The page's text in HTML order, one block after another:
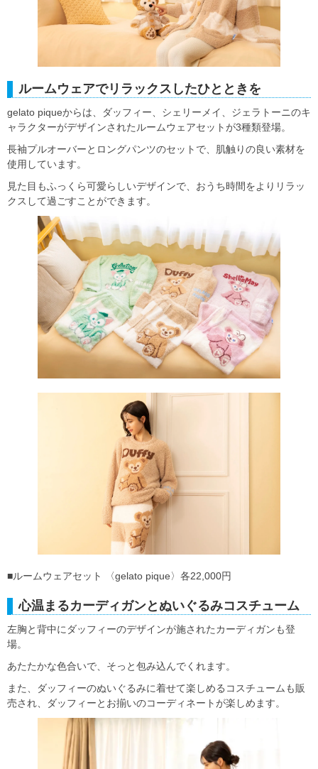
ルームウェアでリラックスしたひとときを
gelato piqueからは、ダッフィー、シェリーメイ、ジェラトーニのキ
ャラクターがデザインされたルームウェアセットが3種類登場。
長袖プルオーバーとロングパンツのセットで、肌触りの良い素材を
使用しています。
見た目もふっくら可愛らしいデザインで、おうち時間をよりリラッ
クスして過ごすことができます。
■ルームウェアセット 〈gelato pique〉各22,000円
心温まるカーディガンとぬいぐるみコスチューム
左胸と背中にダッフィーのデザインが施されたカーディガンも登
場。
あたたかな色合いで、そっと包み込んでくれます。
また、ダッフィーのぬいぐるみに着せて楽しめるコスチュームも販
売され、ダッフィーとお揃いのコーディネートが楽しめます。